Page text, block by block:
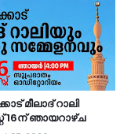
മീലാദ് റാലി
16ന് ഞായറാഴ്ച